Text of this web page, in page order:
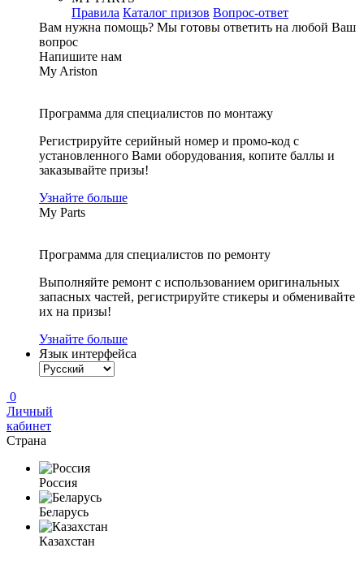
Правила Каталог призов Вопрос-ответ
Вам нужна помощь? Мы готовы ответить на любой Ваш
вопрос
Напишите нам
My Ariston
Программа для специалистов по монтажу
Регистрируйте серийный номер и промо-код с
установленного Вами оборудования, копите баллы и
заказывайте призы!
Узнайте больше
My Parts
Программа для специалистов по ремонту
Выполняйте ремонт с использованием оригинальных
запасных частей, регистрируйте стикеры и обменивайте
их на призы!
Узнайте больше
Язык интерфейса
0
Личный
кабинет
Страна
Россия
Беларусь
Казахстан